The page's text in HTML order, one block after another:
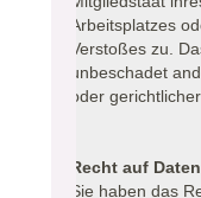
Arbeitsplatzes
Verstoßes zu.
unbeschadet
oder
Recht auf
Sie haben das